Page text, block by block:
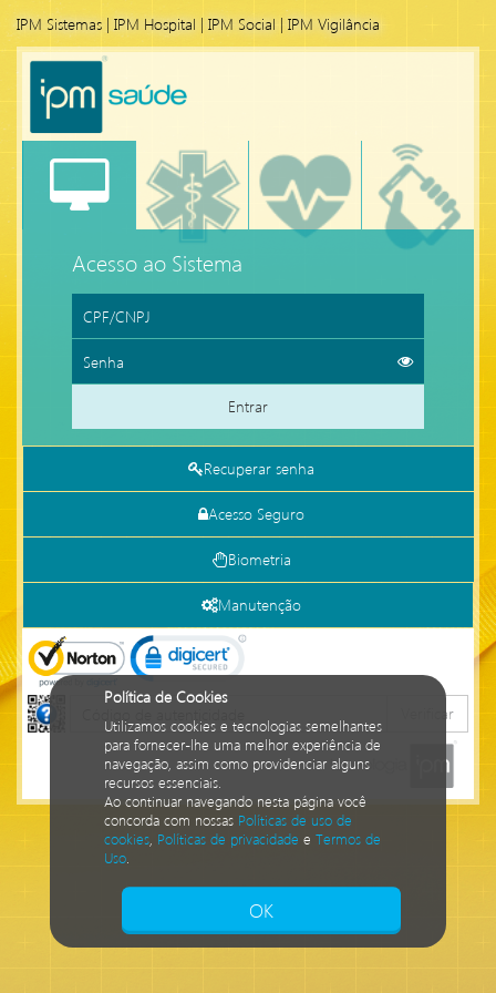
IPM Sistemas|IPM Hospital |IPM Social | IPM Vigilância
Acesso ao Sistema
Entrar
Recuperar senha
Acesso Seguro
Biometria
Manutenção
Verificar
Política de Cookies
Utilizamos cookies e tecnologias semelhantes
para fornecer-lhe uma melhor experiência de
navegação, assim como providenciar alguns
recursos essenciais.
Ao continuar navegando nesta página você
concorda com nossas Políticas de uso de
cookies, Políticas de privacidade e Termos de
Uso.
OK
Isto significa que diversos recursos
providenciados poderão não estar disponíveis.